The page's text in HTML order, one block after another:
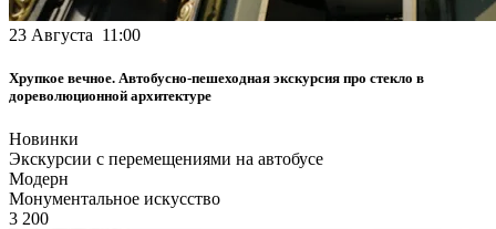
23 Августа 11:00
Хрупкое вечное. Автобусно-пешеходная экскурсия про стекло в
дореволюционной архитектуре
Новинки
Экскурсии с перемещениями на автобусе
Модерн
Монументальное искусство
3 200